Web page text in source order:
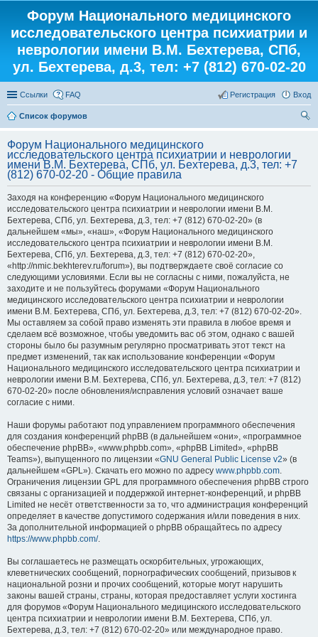
Форум Национального медицинского
исследовательского центра психиатрии и
неврологии имени В.М. Бехтерева, СПб,
ул. Бехтерева, д.3, тел: +7 (812) 670-02-20
Ссылки FAQ Вход
Регистрация
Список форумов
Форум Национального медицинского
исследовательского центра психиатрии и неврологии
имени В.М. Бехтерева, СПб, ул. Бехтерева, д.3, тел: +7
(812) 670-02-20 - Общие правила
Заходя на конференцию «Форум Национального медицинского
исследовательского центра психиатрии и неврологии имени В.М.
Бехтерева, СПб, ул. Бехтерева, д.3, тел: +7 (812) 670-02-20» (в
дальнейшем «мы», «наш», «Форум Национального медицинского
исследовательского центра психиатрии и неврологии имени В.М.
Бехтерева, СПб, ул. Бехтерева, д.3, тел: +7 (812) 670-02-20»,
«http://nmic.bekhterev.ru/forum»), вы подтверждаете своё согласие со
следующими условиями. Если вы не согласны с ними, пожалуйста, не
заходите и не пользуйтесь форумами «Форум Национального
медицинского исследовательского центра психиатрии и неврологии
имени В.М. Бехтерева, СПб, ул. Бехтерева, д.3, тел: +7 (812) 670-02-20».
Мы оставляем за собой право изменять эти правила в любое время и
сделаем всё возможное, чтобы уведомить вас об этом, однако с вашей
стороны было бы разумным регулярно просматривать этот текст на
предмет изменений, так как использование конференции «Форум
Национального медицинского исследовательского центра психиатрии и
неврологии имени В.М. Бехтерева, СПб, ул. Бехтерева, д.3, тел: +7 (812)
670-02-20» после обновления/исправления условий означает ваше
согласие с ними.
Наши форумы работают под управлением программного обеспечения
для создания конференций phpBB (в дальнейшем «они», «программное
обеспечение phpBB», «www.phpbb.com», «phpBB Limited», «phpBB
Teams»), выпущенного по лицензии «GNU General Public License v2» (в
дальнейшем «GPL»). Скачать его можно по адресу www.phpbb.com.
Ограничения лицензии GPL для программного обеспечения phpBB строго
связаны с организацией и поддержкой интернет-конференций, и phpBB
Limited не несёт ответственности за то, что администрация конференций
определяет в качестве допустимого содержания и/или поведения в них.
За дополнительной информацией о phpBB обращайтесь по адресу
https://www.phpbb.com/.
Вы соглашаетесь не размещать оскорбительных, угрожающих,
клеветнических сообщений, порнографических сообщений, призывов к
национальной розни и прочих сообщений, которые могут нарушить
законы вашей страны, страны, которая предоставляет услуги хостинга
для форумов «Форум Национального медицинского исследовательского
центра психиатрии и неврологии имени В.М. Бехтерева, СПб, ул.
Бехтерева, д.3, тел: +7 (812) 670-02-20» или международное право.